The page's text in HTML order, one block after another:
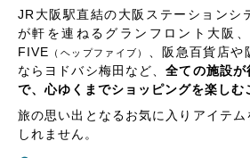
JR大阪駅直結の大阪ステーションシ
が軒を連ねるグランフロント大阪
FIVE （ヘップファイブ）
、阪急百貨店
ならヨドバシ梅田など、全ての施設
で、心ゆくまでショッピングを楽しむ
旅の思い出となるお気に入りアイテム
しれません。